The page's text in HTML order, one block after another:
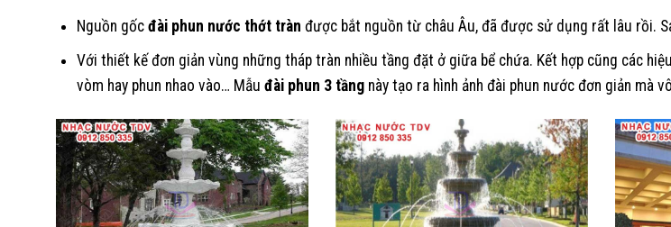
Nguồn gốc đài phun nước thớt tràn được bắt nguồn từ châu Âu, đã được sử dụng rất lâu rồi.
Với thiết kế đơn giản vùng những tháp tràn nhiều tầng đặt ở giữa bể chứa. Kết hợp cũng các
vòm hay phun nhao vào… Mẫu đài phun 3 tầngnày tạo ra hình ảnh đài phun nước đơn giản mà